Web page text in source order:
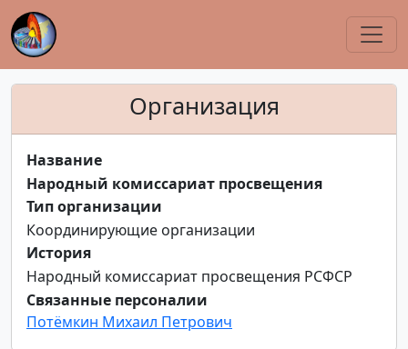
Организация
Название
Народный комиссариат просвещения
Тип организации
Координирующие организации
История
Народный комиссариат просвещения РСФСР
Связанные персоналии
Потёмкин Михаил Петрович